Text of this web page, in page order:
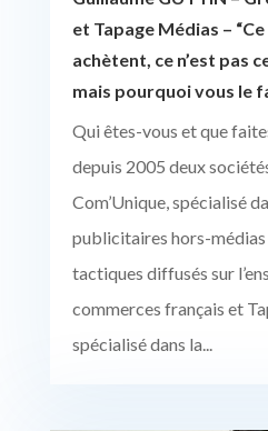
et Tapage Médias –
achètent, ce n’est pas
mais pourquoi vous le
Qui êtes-vous et que
depuis 2005 deux
Com’Unique, spécialisé
publicitaires hors-médias
tactiques diffusés sur
commerces français et
spécialisé dans la...